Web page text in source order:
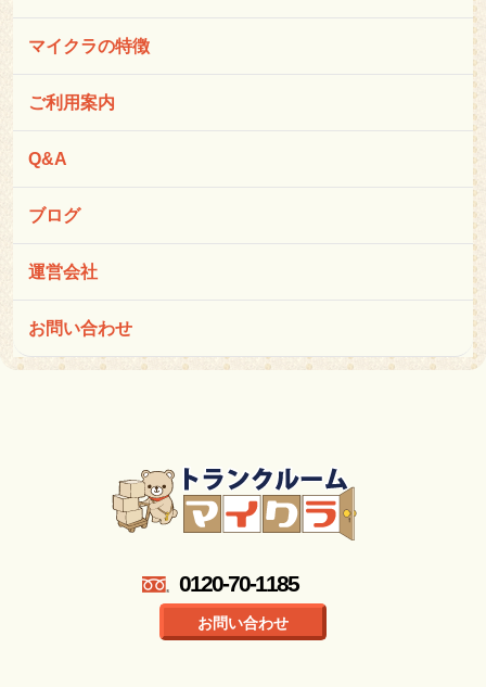
マイクラの特徴
ご利用案内
Q&A
ブログ
運営会社
お問い合わせ
0120-70-1185
お問い合わせ